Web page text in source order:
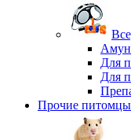
Для
Для
Прочие питомцы